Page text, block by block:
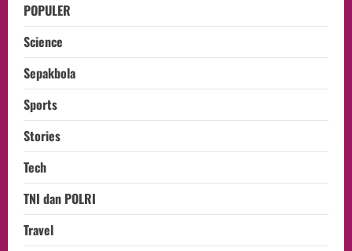
POPULER
Science
Sepakbola
Sports
Stories
Tech
TNI dan POLRI
Travel